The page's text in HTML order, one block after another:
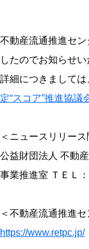
不動産流通推進セ
したのでお知らせい
詳細につきましては
定“スコア”推進協議
＜ニュースリリー
公益財団法人 不動
事業推進室 ＴＥＬ
＜不動産流通推進
https://www.retpc.jp/